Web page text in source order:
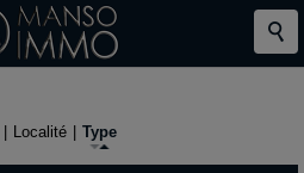
Localité Type